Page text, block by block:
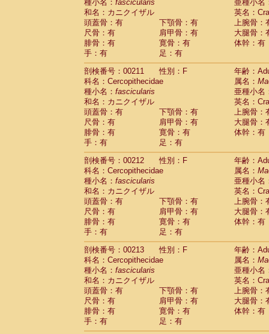
種小名： fascicularis
亜種小名
和名：カニクイザル
英名：
頭蓋骨：有
下顎骨：有
上腕骨：
尺骨：有
肩甲骨：有
大腿骨：
腓骨：有
寛骨：有
体幹：有
手：有
足：有
剖検番号：00211
性別：F
年齢：
科名：Cercopithecidae
属名：
種小名： fascicularis
亜種小名
和名：カニクイザル
英名：
頭蓋骨：有
下顎骨：有
上腕骨：
尺骨：有
肩甲骨：有
大腿骨：
腓骨：有
寛骨：有
体幹：有
手：有
足：有
剖検番号：00212
性別：F
年齢：
科名：Cercopithecidae
属名：
種小名： fascicularis
亜種小名
和名：カニクイザル
英名：
頭蓋骨：有
下顎骨：有
上腕骨：
尺骨：有
肩甲骨：有
大腿骨：
腓骨：有
寛骨：有
体幹：有
手：有
足：有
剖検番号：00213
性別：F
年齢：
科名：Cercopithecidae
属名：
種小名： fascicularis
亜種小名
和名：カニクイザル
英名：
頭蓋骨：有
下顎骨：有
上腕骨：
尺骨：有
肩甲骨：有
大腿骨：
腓骨：有
寛骨：有
体幹：有
手：有
足：有